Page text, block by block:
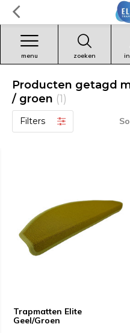
zoeken
menu
Producten getagd
/ groen (1)
Filters
Trapmatten Elite
Geel/Groen